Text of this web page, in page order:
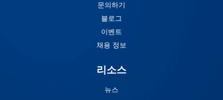
문의하기
블로그
이벤트
채용 정보
리소스
뉴스